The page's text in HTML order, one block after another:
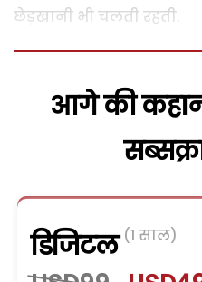
छेड़खानी भी चलती रहती.
आगे की
डिजिटल (1 साल)